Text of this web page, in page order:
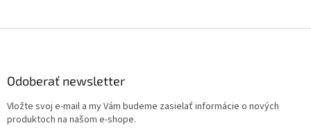
Odoberať newsletter
Vložte svoj e-mail a my Vám budeme zasielať informácie o nových
produktoch na našom e-shope.